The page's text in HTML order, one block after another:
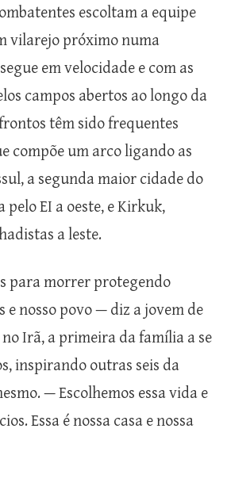
escoltam a equipe
vilarejo próximo numa
em velocidade e com as
campos abertos ao longo da
têm sido frequentes
compõe um arco ligando as
a segunda maior cidade do
EI a oeste, e Kirkuk,
a leste.
para morrer protegendo
e nosso povo — diz a jovem de
Irã, a primeira da família a se
inspirando outras seis da
— Escolhemos essa vida e
Essa é nossa casa e nossa